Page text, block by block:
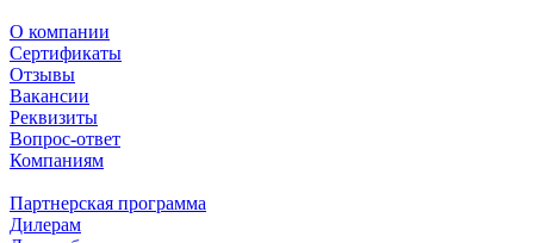
О компании
Сертификаты
Отзывы
Вакансии
Реквизиты
Вопрос-ответ
Компаниям
Партнерская программа
Дилерам